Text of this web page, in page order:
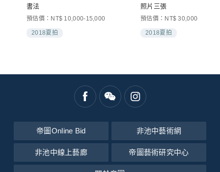
書法
預估價：NT$ 10,000-15,000
2018夏拍
照片三張
預估價：NT$ 30,000-50,000
2018夏拍
帝圖Online Bid 非池中藝術網
非池中線上藝廊 帝圖藝術研究中心